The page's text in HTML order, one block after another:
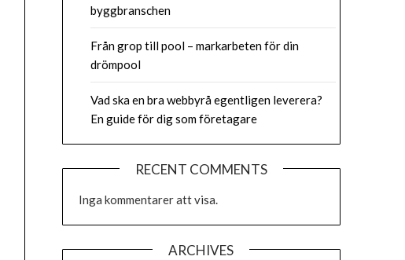
byggbranschen
Från grop till pool – markarbeten för din
drömpool
Vad ska en bra webbyrå egentligen leverera?
En guide för dig som företagare
RECENT COMMENTS
Inga kommentarer att visa.
ARCHIVES